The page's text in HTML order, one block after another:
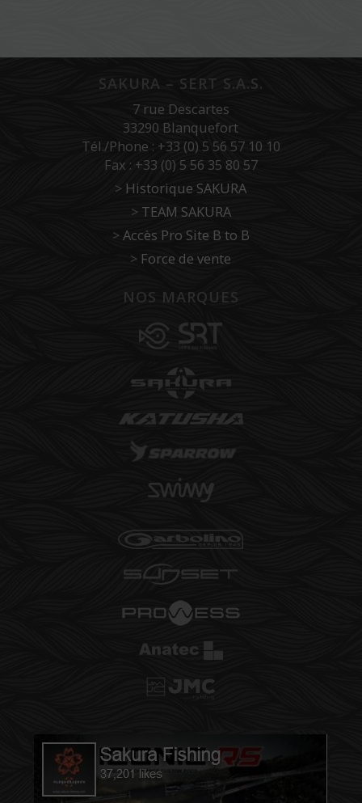
SAKURA – SERT S.A.S.
7 rue Descartes
33290 Blanquefort
Tél./Phone : +33 (0) 5 56 57 10 10
Fax : +33 (0) 5 56 35 80 57
> Historique SAKURA
> TEAM SAKURA
> Accès Pro Site B to B
> Force de vente
NOS MARQUES